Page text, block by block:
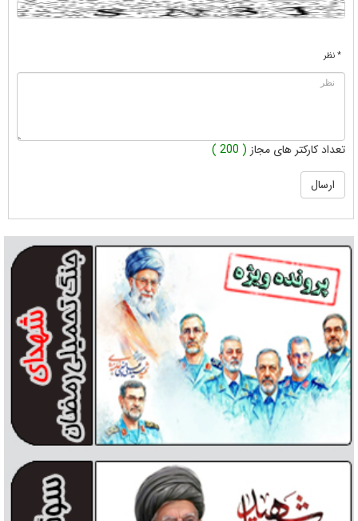
* نظر
تعداد کارکتر های مجاز ( 200 )